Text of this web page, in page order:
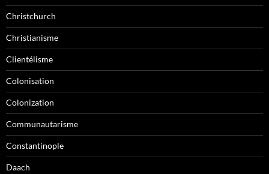
Christchurch
Christianisme
Clientélisme
Colonisation
Colonization
Communautarisme
Constantinople
Daach